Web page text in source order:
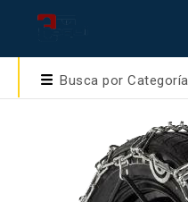
Busca por Categoría